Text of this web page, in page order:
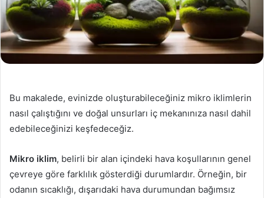
Bu makalede, evinizde oluşturabileceğiniz mikro iklimlerin
nasıl çalıştığını ve doğal unsurları iç mekanınıza nasıl dahil
edebileceğinizi keşfedeceğiz.
Mikro iklim, belirli bir alan içindeki hava koşullarının genel
çevreye göre farklılık gösterdiği durumlardır. Örneğin, bir
odanın sıcaklığı, dışarıdaki hava durumundan bağımsız